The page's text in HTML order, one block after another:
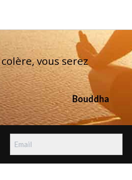
vous serez
Bouddha